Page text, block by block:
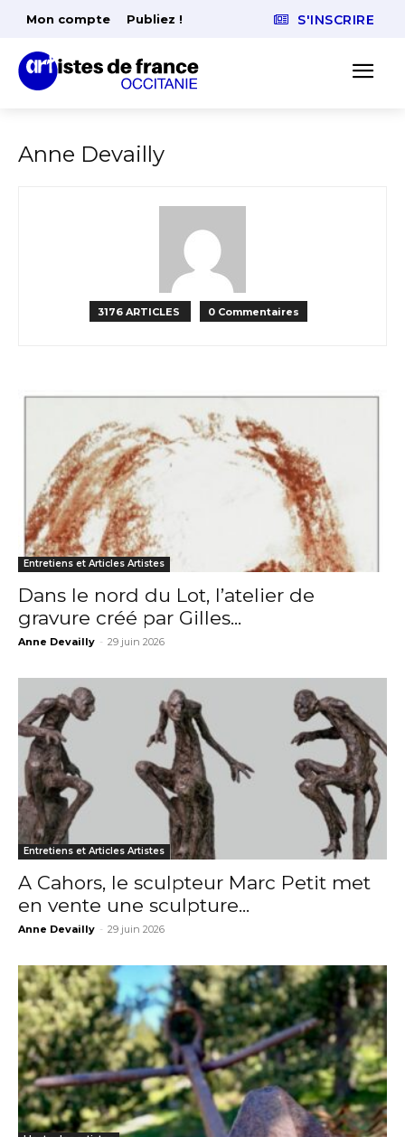
Mon compte Publiez ! S'INSCRIRE
Anne Devailly
3176 ARTICLES 0 Commentaires
Entretiens et Articles Artistes
Dans le nord du Lot, l’atelier de
gravure créé par Gilles...
Anne Devailly - 29 juin 2026
Entretiens et Articles Artistes
A Cahors, le sculpteur Marc Petit met
en vente une sculpture...
Anne Devailly - 29 juin 2026